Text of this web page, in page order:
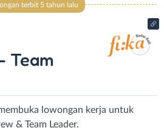
terbit 5 tahun lalu
Team
lowongan kerja untuk
& Team Leader.